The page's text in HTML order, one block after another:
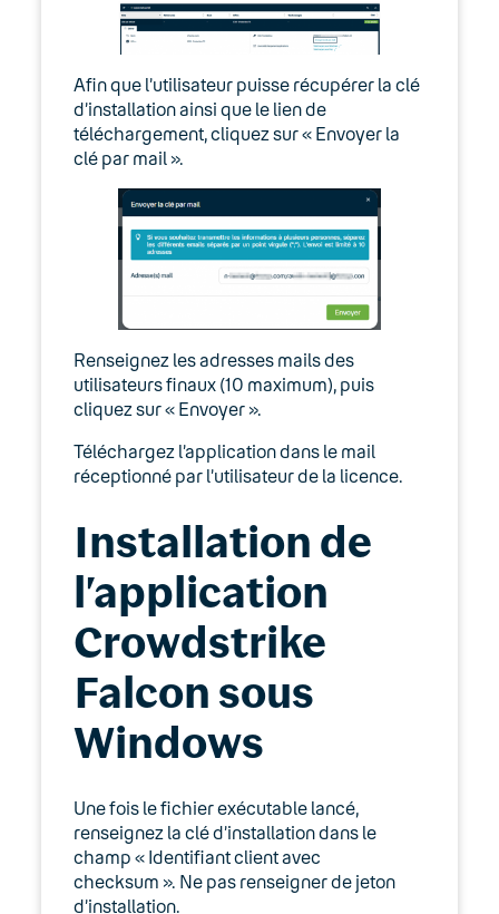
Afin que l’utilisateur puisse récupérer la clé
d’installation ainsi que le lien de
téléchargement, cliquez sur « Envoyer la
clé par mail ».
Renseignez les adresses mails des
utilisateurs finaux (10 maximum), puis
cliquez sur « Envoyer ».
Téléchargez l’application dans le mail
réceptionné par l’utilisateur de la licence.
Installation de
l’application
Crowdstrike
Falcon sous
Windows
Une fois le fichier exécutable lancé,
renseignez la clé d’installation dans le
champ « Identifiant client avec
checksum ». Ne pas renseigner de jeton
d’installation.